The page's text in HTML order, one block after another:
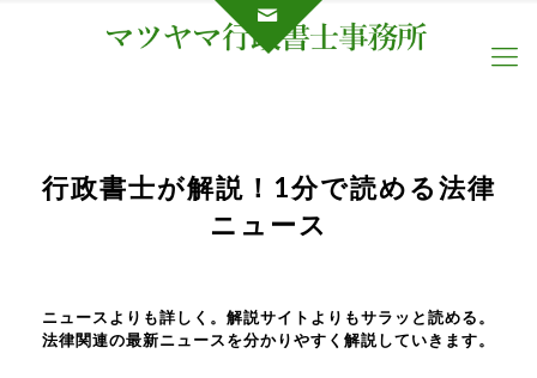
行政書士が解説！1分で読める法律
ニュース
ニュースよりも詳しく。解説サイトよりもサラッと読める。
法律関連の最新ニュースを分かりやすく解説していきます。